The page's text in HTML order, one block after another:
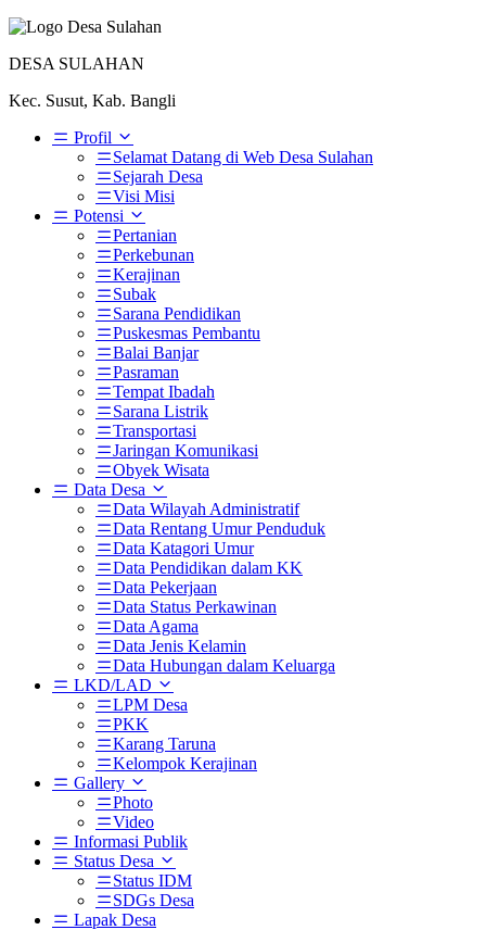
DESA SULAHAN
Kec. Susut, Kab. Bangli
Profil
Selamat Datang di Web Desa Sulahan
Sejarah Desa
Visi Misi
Potensi
Pertanian
Perkebunan
Kerajinan
Subak
Sarana Pendidikan
Puskesmas Pembantu
Balai Banjar
Pasraman
Tempat Ibadah
Sarana Listrik
Transportasi
Jaringan Komunikasi
Obyek Wisata
Data Desa
Data Wilayah Administratif
Data Rentang Umur Penduduk
Data Katagori Umur
Data Pendidikan dalam KK
Data Pekerjaan
Data Status Perkawinan
Data Agama
Data Jenis Kelamin
Data Hubungan dalam Keluarga
LKD/LAD
LPM Desa
PKK
Karang Taruna
Kelompok Kerajinan
Gallery
Photo
Video
Informasi Publik
Status Desa
Status IDM
SDGs Desa
Lapak Desa